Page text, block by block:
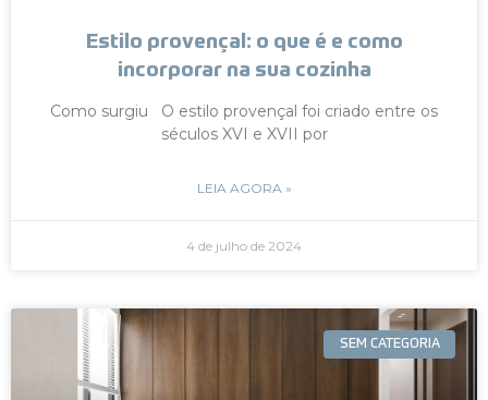
Estilo provençal: o que é e como
incorporar na sua cozinha
Como surgiu O estilo provençal foi criado entre os
séculos XVI e XVII por
LEIA AGORA »
4 de julho de 2024
SEM CATEGORIA